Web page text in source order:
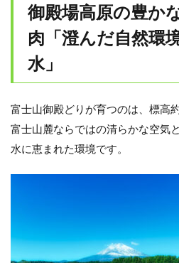
御殿場高原の豊か
肉「澄んだ自然環
水」
富士山御殿どりが育つのは、標高
富士山麓ならではの清らかな空気
水に恵まれた環境です。